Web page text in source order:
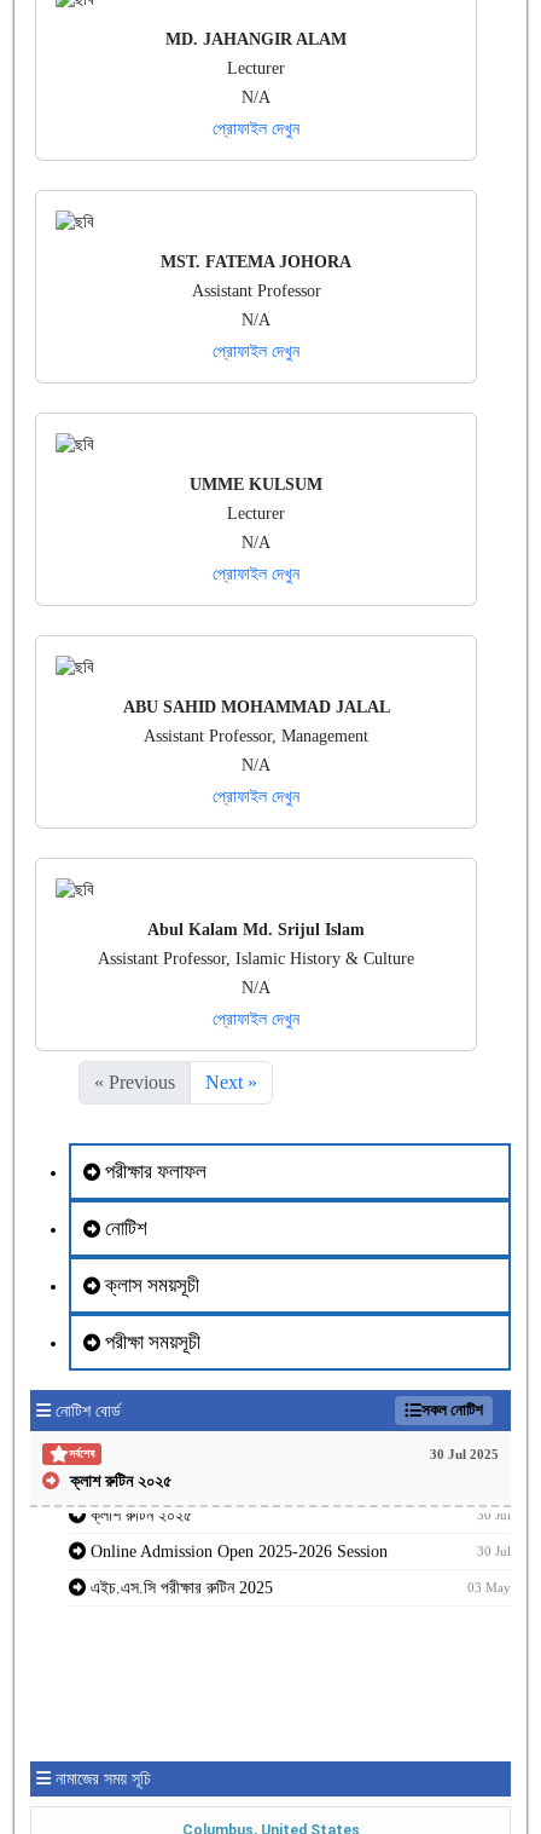
MD. JAHANGIR ALAM
Lecturer
N/A
প্রোফাইল দেখুন
MST. FATEMA JOHORA
Assistant Professor
N/A
প্রোফাইল দেখুন
UMME KULSUM
Lecturer
N/A
প্রোফাইল দেখুন
ABU SAHID MOHAMMAD JALAL
Assistant Professor, Management
N/A
প্রোফাইল দেখুন
Abul Kalam Md. Srijul Islam
Assistant Professor, Islamic History & Culture
N/A
প্রোফাইল দেখুন
« Previous Next »
পরীক্ষার ফলাফল
নোটিশ
ক্লাস সময়সূচী
পরীক্ষা সময়সূচী
নোটিশ বোর্ড সকল নোটিশ
সর্বশেষ 30 Jul 2025
ক্লাশ রুটিন ২০২৫
ক্লাশ রুটিন ২০২৫
30 Jul
এইচ.এস.সি পরীক্ষার রুটিন 2025
নামাজের সময় সূচি